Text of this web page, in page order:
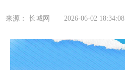
来源： 长城网 2026-06-02 18:34:08